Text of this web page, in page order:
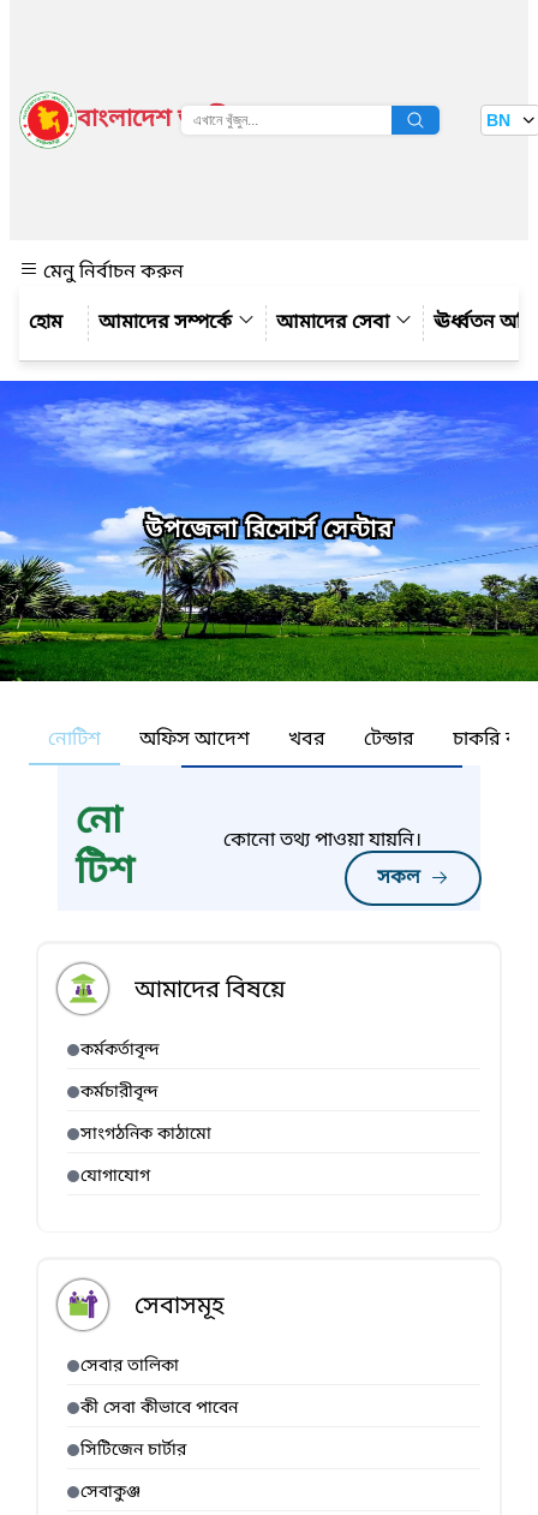
বাংলাদেশ জাতীয় তথ্য বাতায়ন BN
মেনু নির্বাচন করুন
আমাদের সম্পর্কে
আমাদের সেবা ঊর্ধ্বতন
উপজেলা রিসোর্স সেন্টার
নোটিশ অফিস আদেশ খবর টেন্ডার চাকরি
নো
টিশ
সকল
কোনো তথ্য পাওয়া যায়নি।
আমাদের বিষয়ে
কর্মকর্তাবৃন্দ
কর্মচারীবৃন্দ
সাংগঠনিক কাঠামো
যোগাযোগ
সেবাসমূহ
সেবার তালিকা
কী সেবা কীভাবে পাবেন
সিটিজেন চার্টার
সেবাকুঞ্জ